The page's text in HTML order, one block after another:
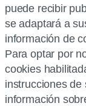
puede recibir
se adaptará a
información de
Para optar por
cookies
instrucciones de
información